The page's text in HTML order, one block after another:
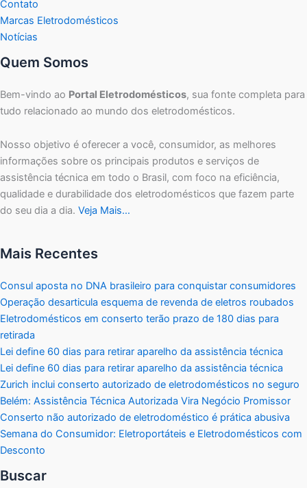
Contato
Marcas Eletrodomésticos
Notícias
Quem Somos
Bem-vindo ao Portal Eletrodomésticos, sua fonte completa para
tudo relacionado ao mundo dos eletrodomésticos.
Nosso objetivo é oferecer a você, consumidor, as melhores
informações sobre os principais produtos e serviços de
assistência técnica em todo o Brasil, com foco na eficiência,
qualidade e durabilidade dos eletrodomésticos que fazem parte
do seu dia a dia. Veja Mais…
Mais Recentes
Consul aposta no DNA brasileiro para conquistar consumidores
Operação desarticula esquema de revenda de eletros roubados
Eletrodomésticos em conserto terão prazo de 180 dias para
retirada
Lei define 60 dias para retirar aparelho da assistência técnica
Lei define 60 dias para retirar aparelho da assistência técnica
Zurich inclui conserto autorizado de eletrodomésticos no seguro
Belém: Assistência Técnica Autorizada Vira Negócio Promissor
Conserto não autorizado de eletrodoméstico é prática abusiva
Semana do Consumidor: Eletroportáteis e Eletrodomésticos com
Desconto
Buscar